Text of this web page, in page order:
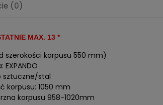
(0)
MAX. 13 *
szerokości korpusu 550 mm)
sztuczne/stal
korpusu: 1050 mm
korpusu 958-1020mm